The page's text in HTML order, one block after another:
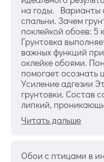
на годы. Варианты
спальни. Зачем
поклейкой обоев: 5
Грунтовка
важных функций
оклейке обоями.
помогает осознать
Усиление адгезии
грунтовки. Состав
липкий,
Читать дальше
Обои с птицами в